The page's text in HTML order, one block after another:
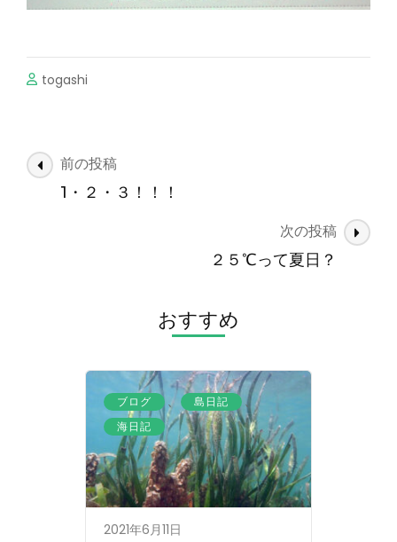
togashi
投
稿
前の投稿
1・２・３！！！
次の投稿
２５℃って夏日？
おすすめ
ブログ 、 島日記 、
海日記
2021年6月11日